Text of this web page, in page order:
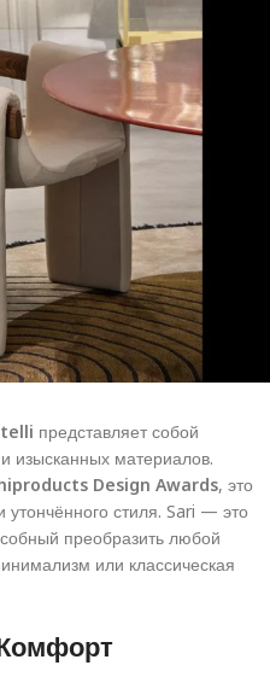
представляет собой
изысканных материалов.
Design Awards, это
утончённого стиля. Sari — это
преобразить любой
или классическая